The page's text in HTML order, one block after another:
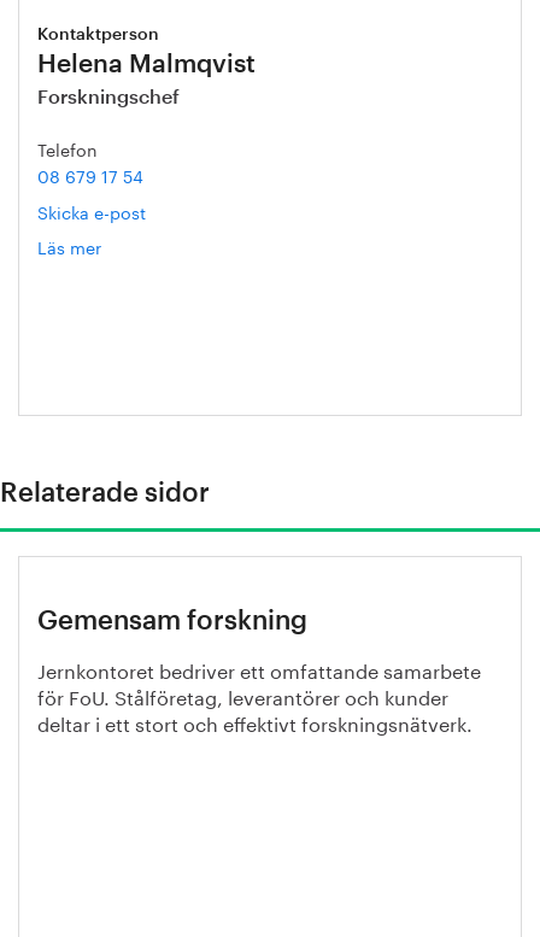
Kontaktperson
Helena Malmqvist
Forskningschef
Telefon
08 679 17 54
Skicka e-post
Läs mer
Relaterade sidor
Gemensam forskning
Jernkontoret bedriver ett omfattande samarbete
för FoU. Stålföretag, leverantörer och kunder
deltar i ett stort och effektivt forskningsnätverk.